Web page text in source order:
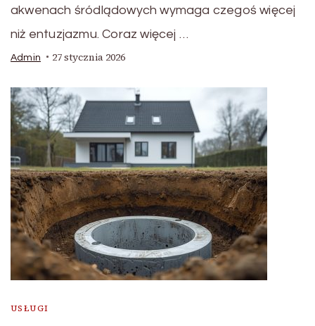
akwenach śródlądowych wymaga czegoś więcej
niż entuzjazmu. Coraz więcej …
Admin 27 stycznia 2026
USŁUGI